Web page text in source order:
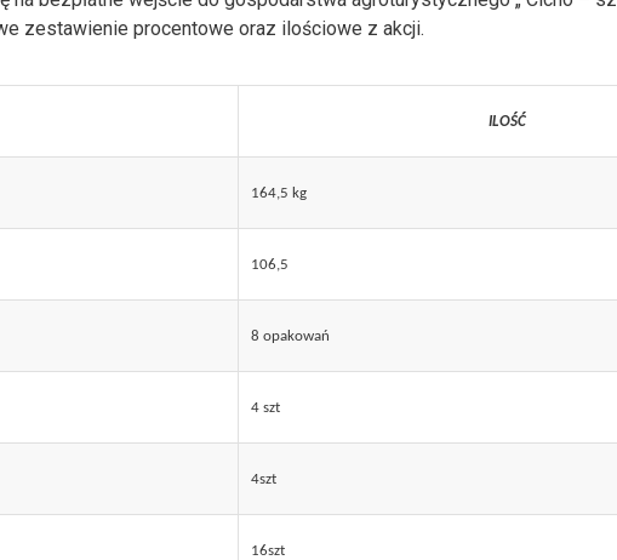
zestawienie procentowe oraz ilościowe z akcji.
ILOŚĆ
164,5 kg
106,5
8 opakowań
4 szt
4szt
16szt